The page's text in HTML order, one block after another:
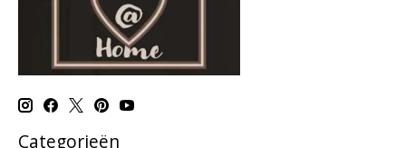
Categorieën